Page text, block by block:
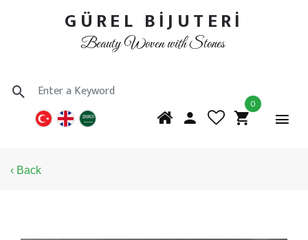
GÜREL BİJUTERİ
Beauty Woven with Stones
0
‹ Back